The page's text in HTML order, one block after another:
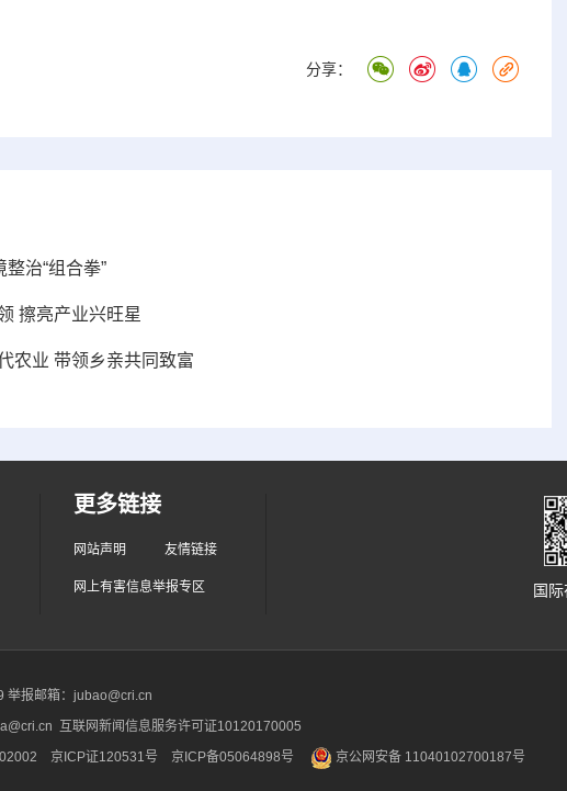
分享：
治“组合拳”
擦亮产业兴旺星
农业 带领乡亲共同致富
更多链接
网站声明 友情链接
网上有害信息举报专区 国
举报邮箱：jubao@cri.cn
互联网新闻信息服务许可证10120170005
京ICP证120531号 京ICP备05064898号 京公网安备 11040102700187号